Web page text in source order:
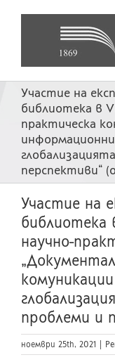
Участие на
библиотека в
практическа
перспективи“
Участие на
библиотека
научно-
проблеми и
ноември 25th, 2021